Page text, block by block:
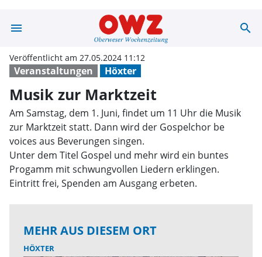
menu Musik zur search
Veranstaltungen Höxter
Veröffentlicht am 27.05.2024 11:12
Musik zur Marktzeit
Am Samstag, dem 1. Juni, findet um 11 Uhr die Musik
zur Marktzeit statt. Dann wird der Gospelchor be
voices aus Beverungen singen.
Unter dem Titel Gospel und mehr wird ein buntes
Progamm mit schwungvollen Liedern erklingen.
Eintritt frei, Spenden am Ausgang erbeten.
MEHR AUS DIESEM ORT
HÖXTER